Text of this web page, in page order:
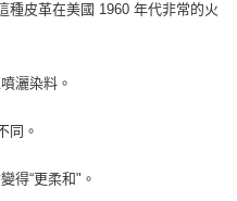
種皮革在美國 1960 年代非常的火
灑染料。
同。
得“更柔和"。